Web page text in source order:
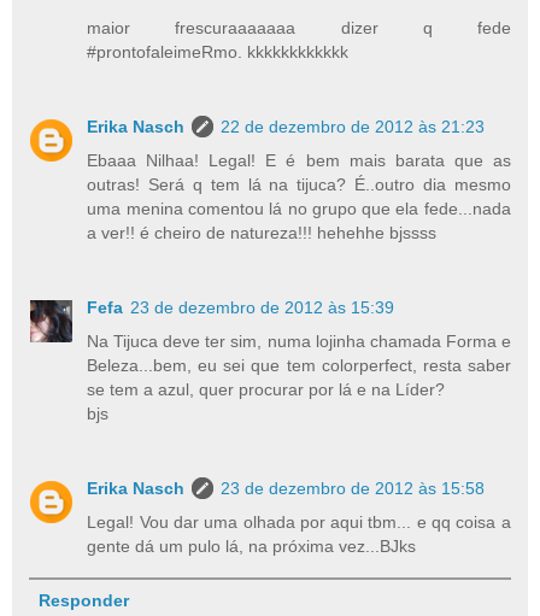
maior frescuraaaaaaa dizer q fede
#prontofaleimeRmo. kkkkkkkkkkkk
Erika Nasch
22 de dezembro de 2012 às 21:23
Ebaaa Nilhaa! Legal! E é bem mais barata que as
outras! Será q tem lá na tijuca? É..outro dia mesmo
uma menina comentou lá no grupo que ela fede...nada
a ver!! é cheiro de natureza!!! hehehhe bjssss
Fefa 23 de dezembro de 2012 às 15:39
Na Tijuca deve ter sim, numa lojinha chamada Forma e
Beleza...bem, eu sei que tem colorperfect, resta saber
se tem a azul, quer procurar por lá e na Líder?
bjs
Erika Nasch
23 de dezembro de 2012 às 15:58
Legal! Vou dar uma olhada por aqui tbm... e qq coisa a
gente dá um pulo lá, na próxima vez...BJks
Responder